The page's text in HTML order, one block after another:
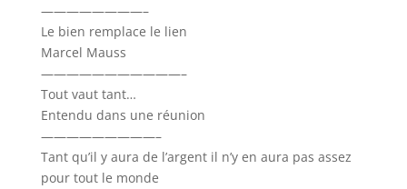
————————–
Le bien remplace le lien
Marcel Mauss
———————————–
Tout vaut tant…
Entendu dans une réunion
—————————–
Tant qu’il y aura de l’argent il n’y en aura pas assez
pour tout le monde